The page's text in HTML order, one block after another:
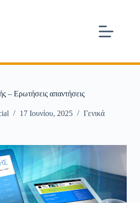
– Ερωτήσεις απαντήσεις
17 Ιουνίου, 2025 Γενικά